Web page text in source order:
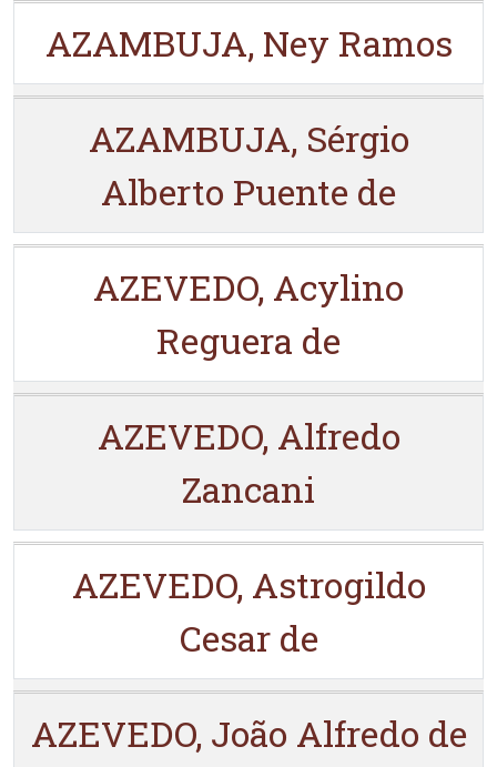
AZAMBUJA, Ney Ramos
AZAMBUJA, Sérgio
Alberto Puente de
AZEVEDO, Acylino
Reguera de
AZEVEDO, Alfredo
Zancani
AZEVEDO, Astrogildo
Cesar de
AZEVEDO, João Alfredo de